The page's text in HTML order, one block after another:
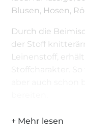
Blusen, Hosen,
Durch die
der Stoff
Leinenstoff,